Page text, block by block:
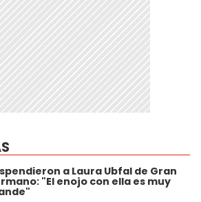
a Laura Ubfal de Gran
"El enojo con ella es muy